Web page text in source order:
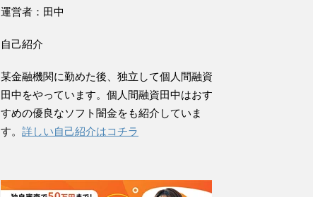
運営者：田中
自己紹介
某金融機関に勤めた後、独立して個人間融資
田中をやっています。個人間融資田中はおす
すめの優良なソフト闇金をも紹介していま
す。 詳しい自己紹介はコチラ